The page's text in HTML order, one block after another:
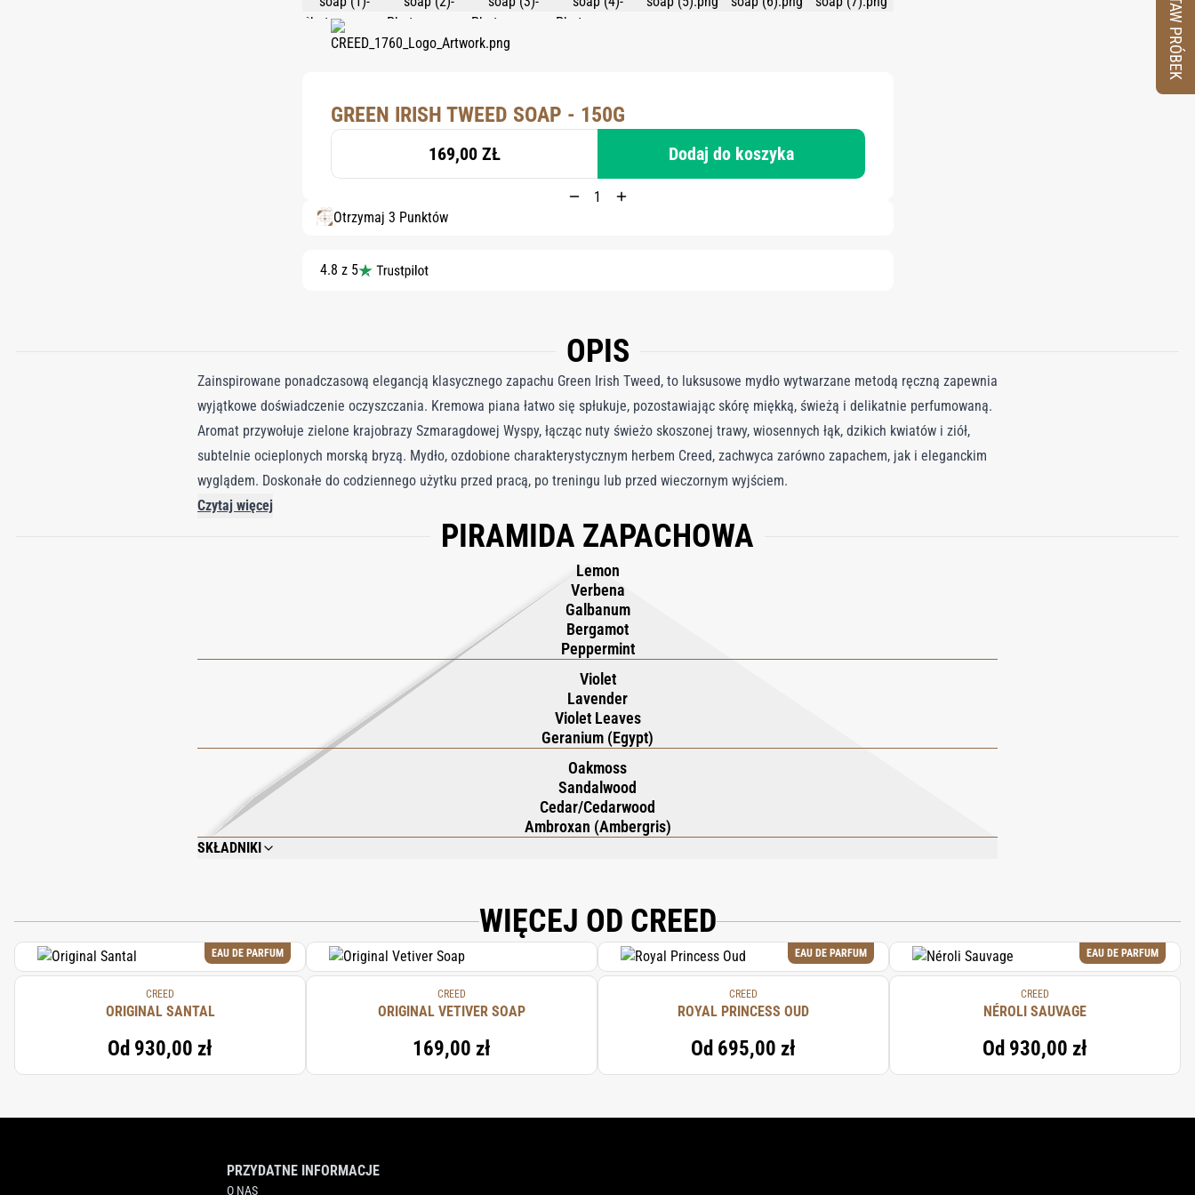
GREEN IRISH TWEED SOAP - 150G
169,00 ZŁ Dodaj do koszyka
Otrzymaj 3 Punktów
4.8 z 5
OPIS
Zainspirowane ponadczasową elegancją klasycznego zapachu Green Irish Tweed, to luksusowe mydło wytwarzane metodą ręczną zapewnia
wyjątkowe doświadczenie oczyszczania. Kremowa piana łatwo się spłukuje, pozostawiając skórę miękką, świeżą i delikatnie perfumowaną.
Aromat przywołuje zielone krajobrazy Szmaragdowej Wyspy, łącząc nuty świeżo skoszonej trawy, wiosennych łąk, dzikich kwiatów i ziół,
subtelnie ocieplonych morską bryzą. Mydło, ozdobione charakterystycznym herbem Creed, zachwyca zarówno zapachem, jak i eleganckim
wyglądem. Doskonałe do codziennego użytku przed pracą, po treningu lub przed wieczornym wyjściem.
Czytaj więcej
PIRAMIDA ZAPACHOWA
Lemon
Verbena
Galbanum
Bergamot
Peppermint
Violet
Lavender
Violet Leaves
Geranium (Egypt)
Oakmoss
Sandalwood
Cedar/Cedarwood
Ambroxan (Ambergris)
SKŁADNIKI
WIĘCEJ OD CREED
EAU DE PARFUM
CREED
ORIGINAL SANTAL
Od 930,00 zł
CREED
ORIGINAL VETIVER SOAP
169,00 zł
EAU DE PARFUM
CREED
ROYAL PRINCESS OUD
Od 695,00 zł
EAU DE PARFUM
CREED
NÉROLI SAUVAGE
Od 930,00 zł
PRZYDATNE INFORMACJE
O NAS
ZESTAW PRÓBEK